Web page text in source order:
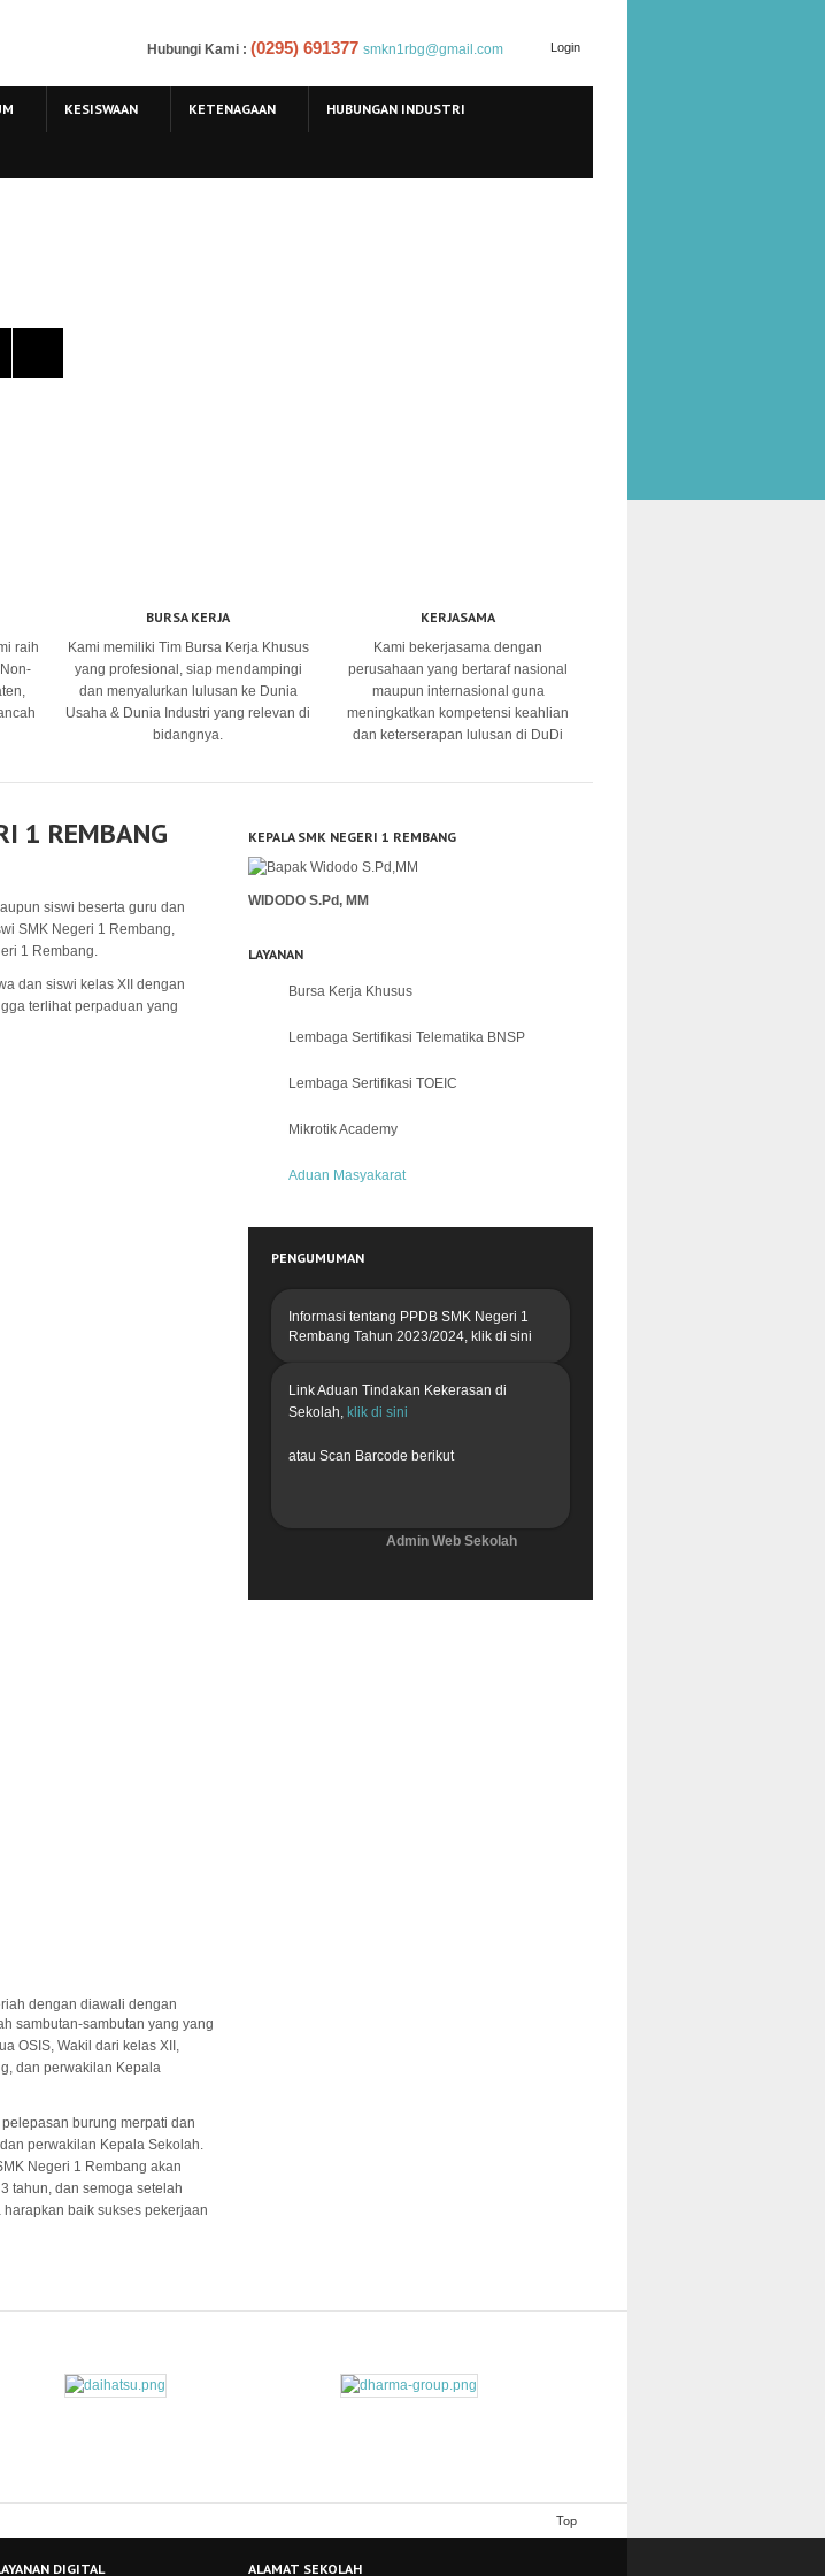
Login
Hubungi Kami : (0295) 691377 smkn1rbg@gmail.com
KESISWAAN KETENAGAAN HUBUNGAN INDUSTRI
raih
BURSA KERJA
Kami memiliki Tim Bursa Kerja Khusus
yang profesional, siap mendampingi
dan menyalurkan lulusan ke Dunia
Usaha & Dunia Industri yang relevan di
bidangnya.
KERJASAMA
Kami bekerjasama dengan
perusahaan yang bertaraf nasional
maupun internasional guna
meningkatkan kompetensi keahlian
dan keterserapan lulusan di DuDi
1 REMBANG
siswi beserta guru dan
SMK Negeri 1 Rembang,
1 Rembang.
dan siswi kelas XII dengan
terlihat perpaduan yang
dengan diawali dengan
sambutan-sambutan yang yang
OSIS, Wakil dari kelas XII,
dan perwakilan Kepala
burung merpati dan
perwakilan Kepala Sekolah.
Negeri 1 Rembang akan
tahun, dan semoga setelah
baik sukses pekerjaan
KEPALA SMK NEGERI 1 REMBANG
WIDODO S.Pd, MM
LAYANAN
Bursa Kerja Khusus
Lembaga Sertifikasi Telematika BNSP
Lembaga Sertifikasi TOEIC
Mikrotik Academy
Aduan Masyakarat
PENGUMUMAN
Informasi tentang PPDB SMK Negeri 1
Rembang Tahun 2023/2024, klik di sini
Link Aduan Tindakan Kekerasan di
Sekolah, klik di sini
atau Scan Barcode berikut
Admin Web Sekolah
Top
DIGITAL ALAMAT SEKOLAH